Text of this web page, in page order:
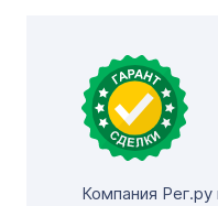
Компания